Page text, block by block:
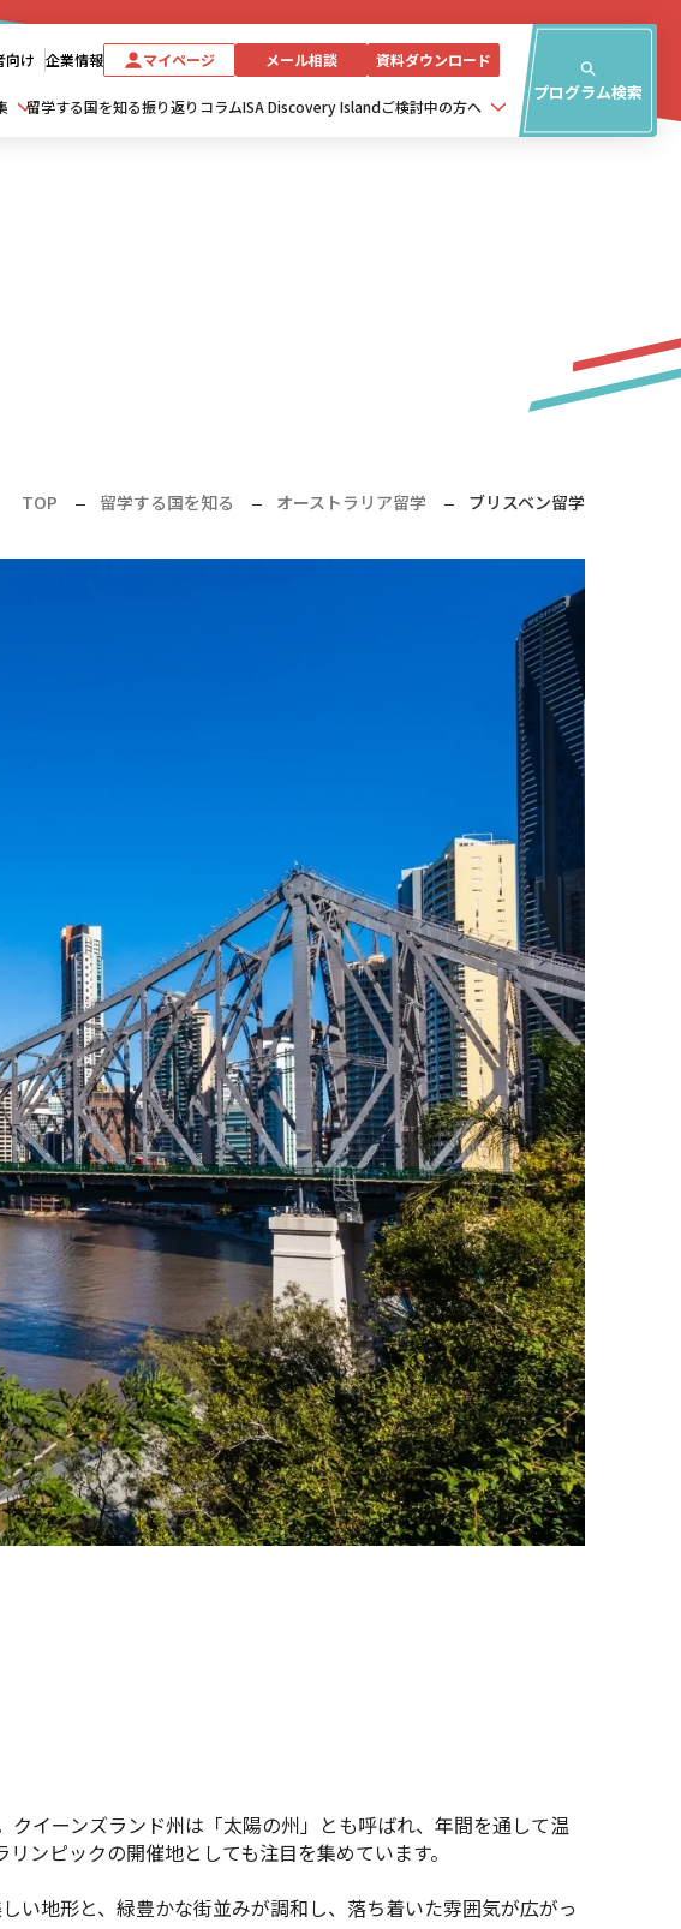
向け 企業情報 マイページ メール相談 資料ダウンロード
プログラム検索
留学する国を知る振り返りコラムISA Discovery Islandご検討中の方へ
TOP 留学する国を知る オーストラリア留学 ブリスベン留学
イーンズランド州は「太陽の州」とも呼ばれ、年間を通して温
ンピックの開催地としても注目を集めています。
い地形と、緑豊かな街並みが調和し、落ち着いた雰囲気が広がっ